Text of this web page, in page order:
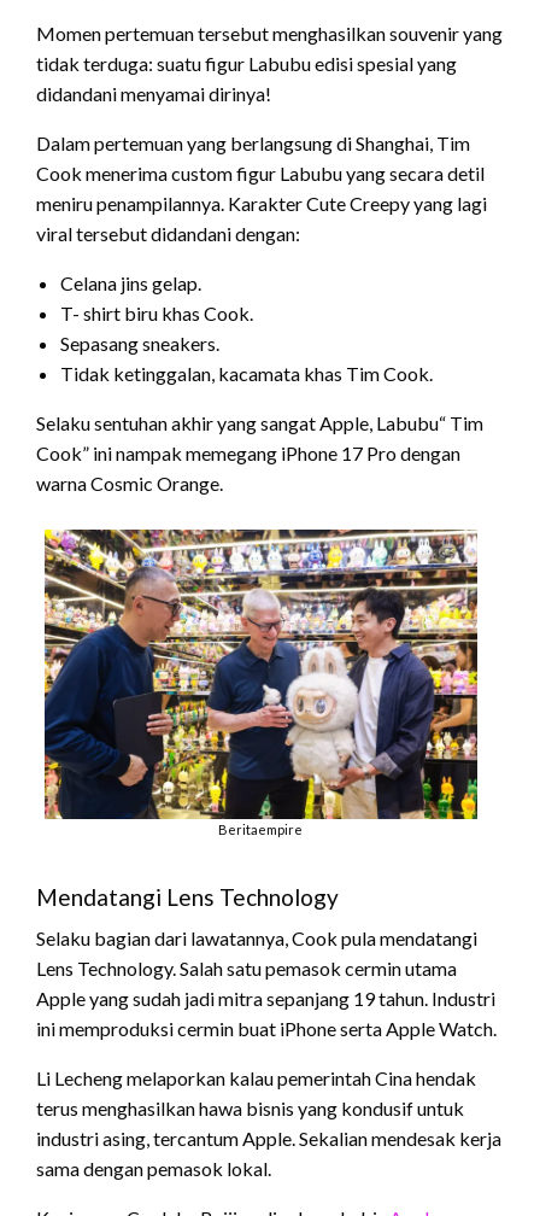
Momen pertemuan tersebut menghasilkan souvenir yang
tidak terduga: suatu figur Labubu edisi spesial yang
didandani menyamai dirinya!
Dalam pertemuan yang berlangsung di Shanghai, Tim
Cook menerima custom figur Labubu yang secara detil
meniru penampilannya. Karakter Cute Creepy yang lagi
viral tersebut didandani dengan:
Celana jins gelap.
T- shirt biru khas Cook.
Sepasang sneakers.
Tidak ketinggalan, kacamata khas Tim Cook.
Selaku sentuhan akhir yang sangat Apple, Labubu“ Tim
Cook” ini nampak memegang iPhone 17 Pro dengan
warna Cosmic Orange.
Beritaempire
Mendatangi Lens Technology
Selaku bagian dari lawatannya, Cook pula mendatangi
Lens Technology. Salah satu pemasok cermin utama
Apple yang sudah jadi mitra sepanjang 19 tahun. Industri
ini memproduksi cermin buat iPhone serta Apple Watch.
Li Lecheng melaporkan kalau pemerintah Cina hendak
terus menghasilkan hawa bisnis yang kondusif untuk
industri asing, tercantum Apple. Sekalian mendesak kerja
sama dengan pemasok lokal.